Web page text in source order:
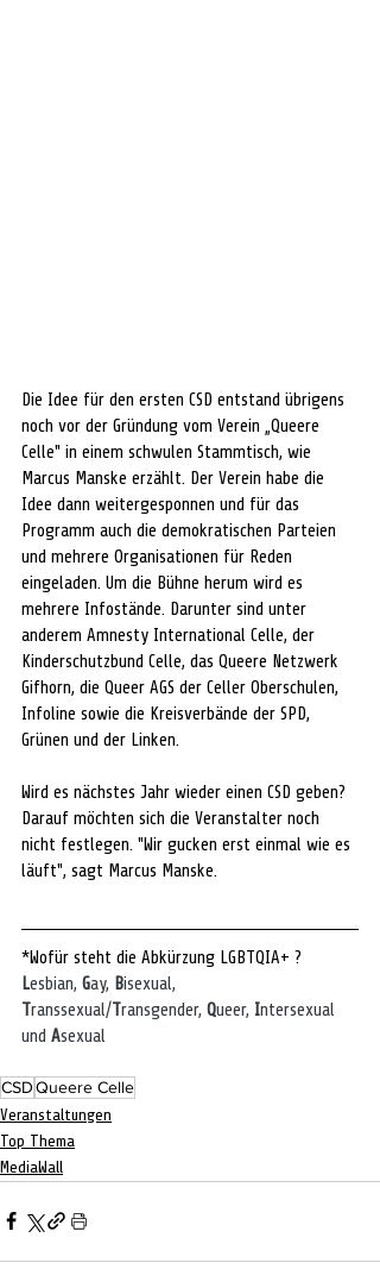
Die Idee für den ersten CSD entstand übrigens
noch vor der Gründung vom Verein „Queere
Celle" in einem schwulen Stammtisch, wie
Marcus Manske erzählt. Der Verein habe die
Idee dann weitergesponnen und für das
Programm auch die demokratischen Parteien
und mehrere Organisationen für Reden
eingeladen. Um die Bühne herum wird es
mehrere Infostände. Darunter sind unter
anderem Amnesty International Celle, der
Kinderschutzbund Celle, das Queere Netzwerk
Gifhorn, die Queer AGS der Celler Oberschulen,
Infoline sowie die Kreisverbände der SPD,
Grünen und der Linken.
Wird es nächstes Jahr wieder einen CSD geben?
Darauf möchten sich die Veranstalter noch
nicht festlegen. "Wir gucken erst einmal wie es
läuft", sagt Marcus Manske.
*Wofür steht die Abkürzung LGBTQIA+ ?
Lesbian, Gay, Bisexual,
Transsexual/Transgender, Queer, Intersexual
und Asexual
CSDQueere Celle
Veranstaltungen
Top Thema
MediaWall